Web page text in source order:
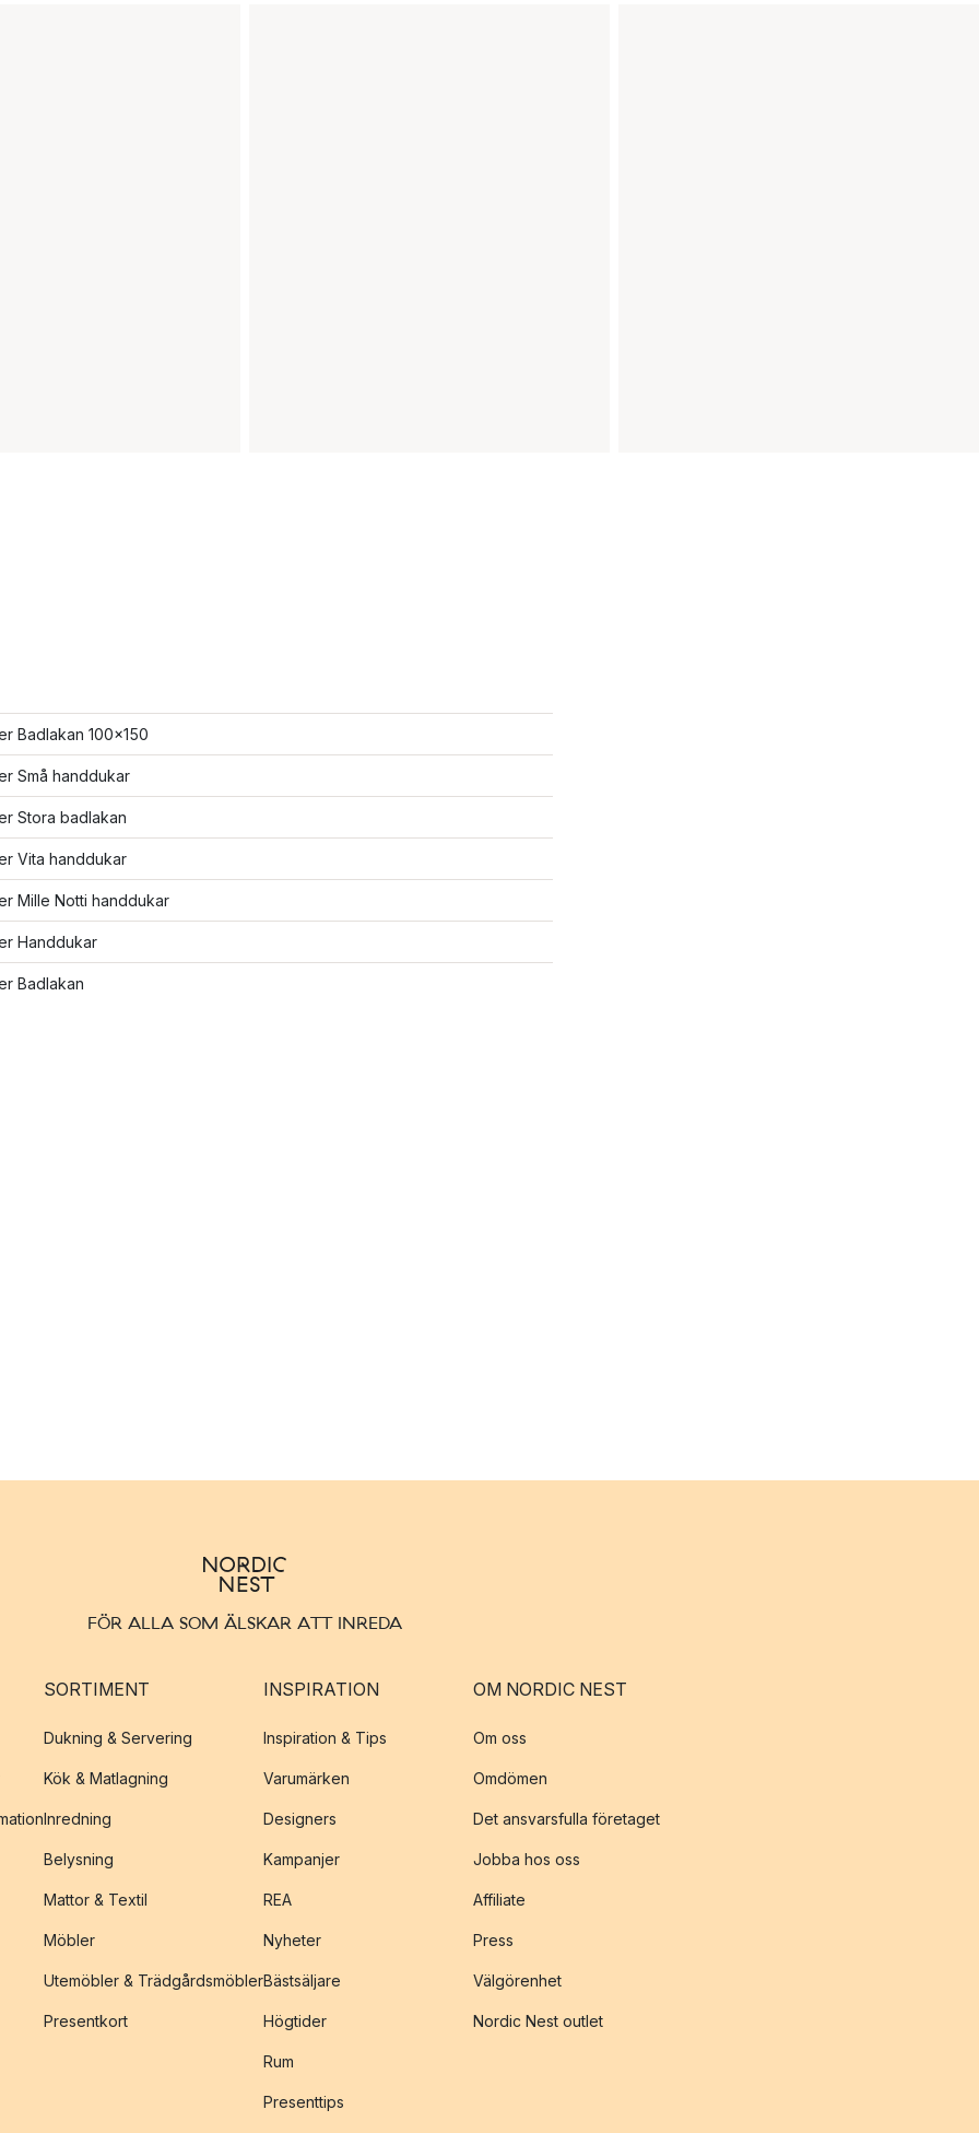
Badlakan 100x150
Små handdukar
Stora badlakan
Vita handdukar
Mille Notti handdukar
Handdukar
Badlakan
FÖR ALLA SOM ÄLSKAR ATT INREDA
SORTIMENT
Dukning & Servering
Kök & Matlagning
Inredning
Belysning
Mattor & Textil
Möbler
Utemöbler & Trädgårdsmöbler
Presentkort
INSPIRATION
Inspiration & Tips
Varumärken
Designers
Kampanjer
REA
Nyheter
Bästsäljare
Högtider
Rum
Presenttips
OM NORDIC NEST
Om oss
Omdömen
Det ansvarsfulla företaget
Jobba hos oss
Affiliate
Press
Välgörenhet
Nordic Nest outlet